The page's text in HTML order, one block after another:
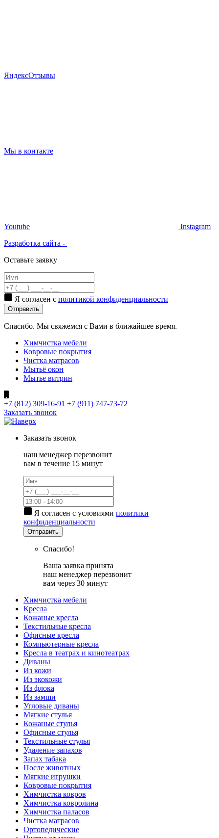
ЯндексОтзывы
Мы в контакте
Youtube
Instagram
Разработка сайта -
Оставьте заявку
Я согласен с политикой конфиденциальности
Отправить
Спасибо. Мы свяжемся с Вами в ближайшее время.
Химчистка мебели
Ковровые покрытия
Чистка матрасов
Мытьё окон
Мытье витрин
+7 (812) 309-16-91 +7 (911) 747-73-72
Заказать звонок
Заказать звонок
наш менеджер перезвонит
вам в течение 15 минут
Я согласен с условиями политики
конфиденциальности
Отправить
Спасибо!
Ваша заявка принята
наш менеджер перезвонит
вам через 30 минут
Химчистка мебели
Кресла
Кожаные кресла
Текстильные кресла
Офисные кресла
Компьютерные кресла
Кресла в театрах и кинотеатрах
Диваны
Из кожи
Из экокожи
Из флока
Из замши
Угловые диваны
Мягкие стулья
Кожаные стулья
Офисные стулья
Текстильные стулья
Удаление запахов
Запах табака
После животных
Мягкие игрушки
Ковровые покрытия
Химчистка ковров
Химчистка ковролина
Химчистка паласов
Чистка матрасов
Ортопедические